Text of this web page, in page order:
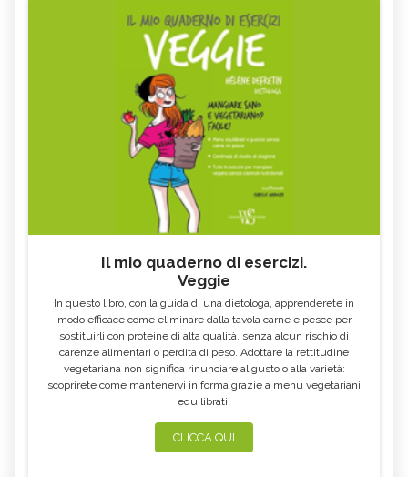
Il mio quaderno di esercizi.
Veggie
In questo libro, con la guida di una dietologa, apprenderete in
modo efficace come eliminare dalla tavola carne e pesce per
sostituirli con proteine di alta qualità, senza alcun rischio di
carenze alimentari o perdita di peso. Adottare la rettitudine
vegetariana non significa rinunciare al gusto o alla varietà:
scoprirete come mantenervi in forma grazie a menu vegetariani
equilibrati!
CLICCA QUI